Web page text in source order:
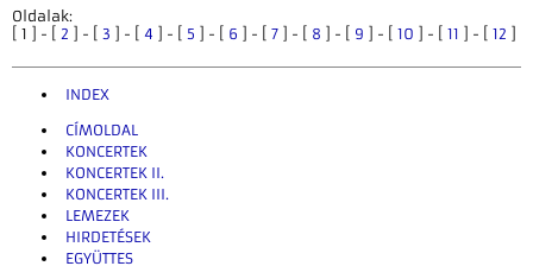
Oldalak:
[ 1 ] - [
2 ] - [ 3 ] - [ 4 ] - [ 5 ] - [ 6 ] - [ 7 ] - [ 8 ] - [ 9 ] - [ 10 ] - [ 11 ] - [ 12
INDEX
CÍMOLDAL
KONCERTEK
KONCERTEK II.
KONCERTEK III.
LEMEZEK
HIRDETÉSEK
EGYÜTTES